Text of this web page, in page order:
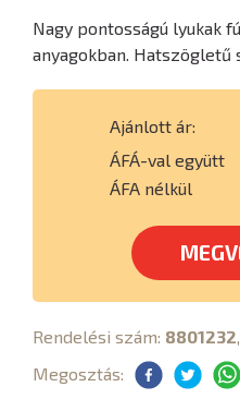
Nagy pontosságú lyukak
anyagokban. Hatszögletű
Ajánlott ár:
ÁFÁ-val együtt
ÁFA nélkül
Rendelési szám: 8801232
Megosztás: